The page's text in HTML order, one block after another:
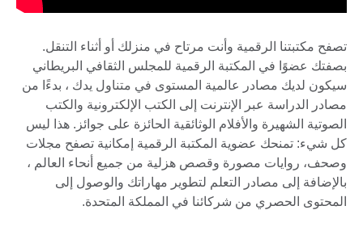
تصفح مكتبتنا الرقمية وأنت مرتاح في منزلك أو أثناء التنقل.
بصفتك عضوًا في المكتبة الرقمية للمجلس الثقافي البريطاني
سيكون لديك مصادر عالمية المستوى في متناول يدك ، بدءًا من
مصادر الدراسة عبر الإنترنت إلى الكتب الإلكترونية والكتب
الصوتية الشهيرة والأفلام الوثائقية الحائزة على جوائز. هذا ليس
كل شيء: تمنحك عضوية المكتبة الرقمية إمكانية تصفح مجلات
وصحف، روايات مصورة وقصص هزلية من جميع أنحاء العالم ،
بالإضافة إلى مصادر التعلم لتطوير مهاراتك والوصول إلى
المحتوى الحصري من شركائنا في المملكة المتحدة.